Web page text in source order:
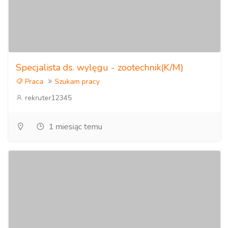
Specjalista ds. wylęgu - zootechnik(K/M)
Praca
Szukam pracy
rekruter12345
1 miesiąc temu